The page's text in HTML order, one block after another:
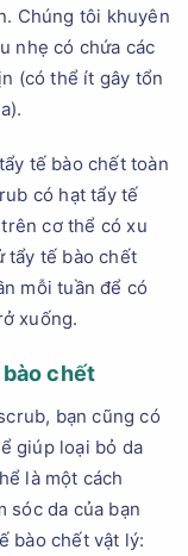
Chúng tôi khuyên
nhẹ có chứa các
(có thể ít gây tổn
tế bào chết toàn
có hạt tẩy tế
cơ thể có xu
tẩy tế bào chết
mỗi tuần để có
xuống.
chết
bạn cũng có
giúp loại bỏ da
là một cách
sóc da của bạn
bào chết vật lý: